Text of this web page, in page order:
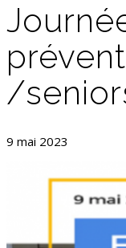
/
9 mai 2023